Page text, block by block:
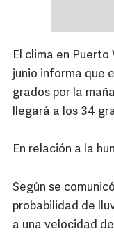
El clima en
junio informa que
grados por la
llegará a los 34
En relación a la
Según se
probabilidad de
a una velocidad